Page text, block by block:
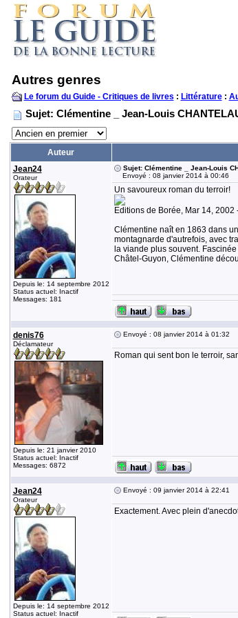
Autres genres
Le forum du Guide - Critiques de livres : Littérature:
Sujet: Clémentine _ Jean-Louis
Auteur
Jean24
Orateur
Depuis le: 14 septembre 2012
Status actuel: Inactif
Messages: 181
Sujet: Clémentine _ Jean-Louis
Envoyé : 08 janvier 2014 à 00:46
Un savoureux roman du terroir!
Editions de Borée, Mar 14, 2002
Clémentine naît en 1863 dans
montagnarde d'autrefois, avec
la viande plus souvent.
Châtel-Guyon, Clémentine
denis76
Déclamateur
Depuis le: 21 janvier 2010
Status actuel: Inactif
Messages: 6872
Envoyé : 08 janvier 2014 à 01:32
Roman qui sent bon le terroir,
Jean24
Orateur
Depuis le: 14 septembre 2012
Status actuel: Inactif
Envoyé : 09 janvier 2014 à 22:41
Exactement. Avec plein